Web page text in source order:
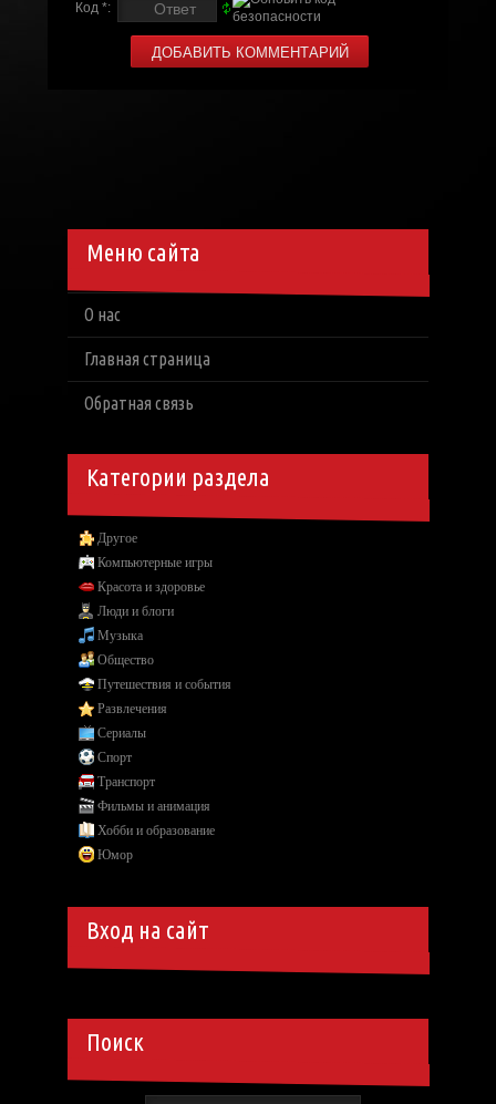
Код *:
Меню сайта
О нас
Главная страница
Обратная связь
Категории раздела
Другое
Компьютерные игры
Красота и здоровье
Люди и блоги
Музыка
Общество
Путешествия и события
Развлечения
Сериалы
Спорт
Транспорт
Фильмы и анимация
Хобби и образование
Юмор
Вход на сайт
Поиск